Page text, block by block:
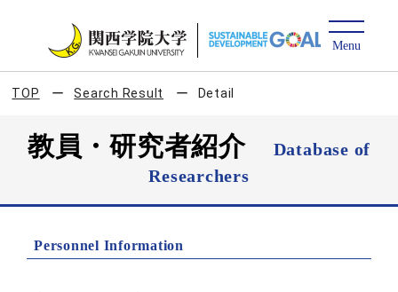
TOP Search Result Detail
教員・研究者紹介
Database of
Researchers
Personnel Information